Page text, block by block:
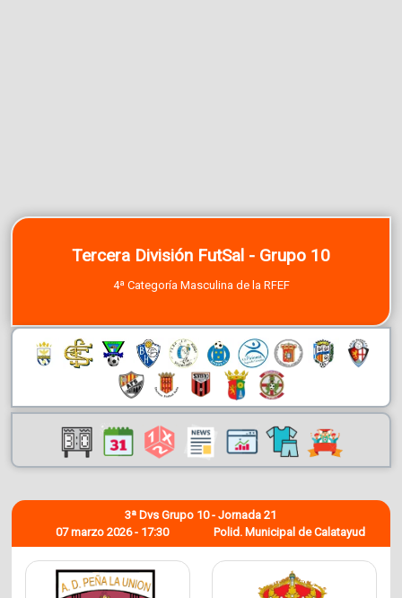
Tercera División FutSal - Grupo 10
4ª Categoría Masculina de la RFEF
07 marzo 2026 - 17:30
3ª Dvs Grupo 10 - Jornada 21
Polid. Municipal de Calatayud